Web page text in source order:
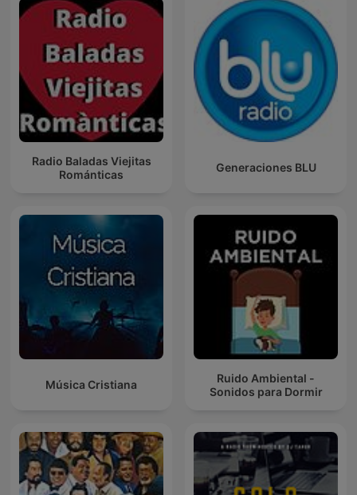
Radio Baladas Viejitas
Románticas
Generaciones BLU
Música Cristiana
Ruido Ambiental -
Sonidos para Dormir